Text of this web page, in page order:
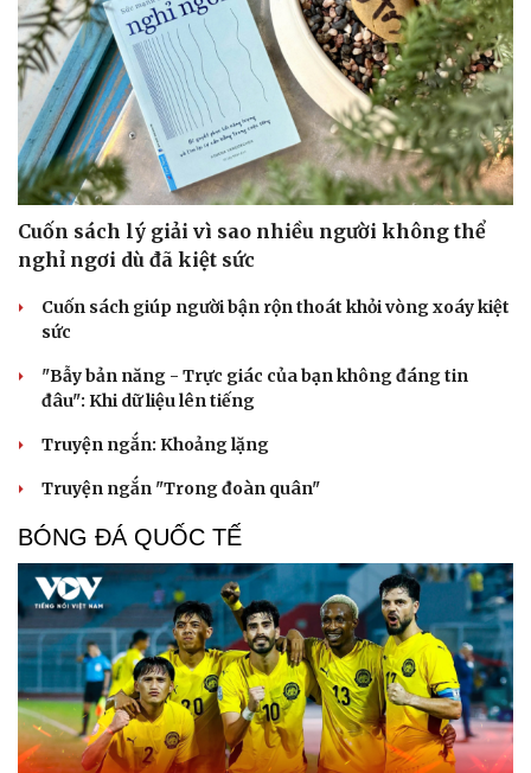
Âm nhạc
Di sản
Sao Việt
Cuốn sách lý giải vì sao nhiều người không thể
nghỉ ngơi dù đã kiệt sức
Cuốn sách giúp người bận rộn thoát khỏi vòng xoáy kiệt
sức
"Bẫy bản năng - Trực giác của bạn không đáng tin
đâu": Khi dữ liệu lên tiếng
Truyện ngắn: Khoảng lặng
Truyện ngắn "Trong đoàn quân"
BÓNG ĐÁ QUỐC TẾ